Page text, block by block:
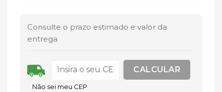
Consulte o prazo estimado e valor da
entrega
Não sei meu CEP